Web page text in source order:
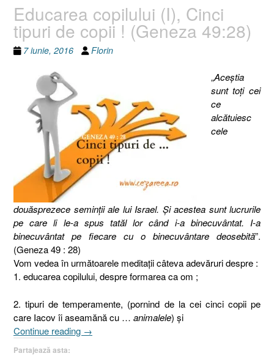
Educarea copilului (I), Cinci
tipuri de copii ! (Geneza 49:28)
7 iunie, 2016 Florin
„Aceştia
sunt toţi cei
ce
alcătuiesc
cele
douăsprezece seminţii ale lui Israel. Şi acestea sunt lucrurile
pe care li le-a spus tatăl lor când i-a binecuvântat. I-a
binecuvântat pe fiecare cu o binecuvântare deosebită”.
(Geneza 49 : 28)
Vom vedea în următoarele meditaţii câteva adevăruri despre :
1. educarea copilului, despre formarea ca om ;
2. tipuri de temperamente, (pornind de la cei cinci copii pe
care Iacov îi aseamănă cu … animalele) şi
Continue reading „Educarea
→
Partajează asta: